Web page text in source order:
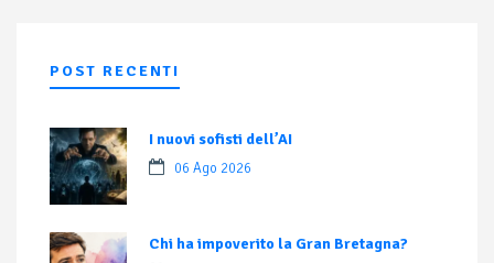
POST RECENTI
I nuovi sofisti dell’AI
06 Ago 2026
Chi ha impoverito la Gran Bretagna?